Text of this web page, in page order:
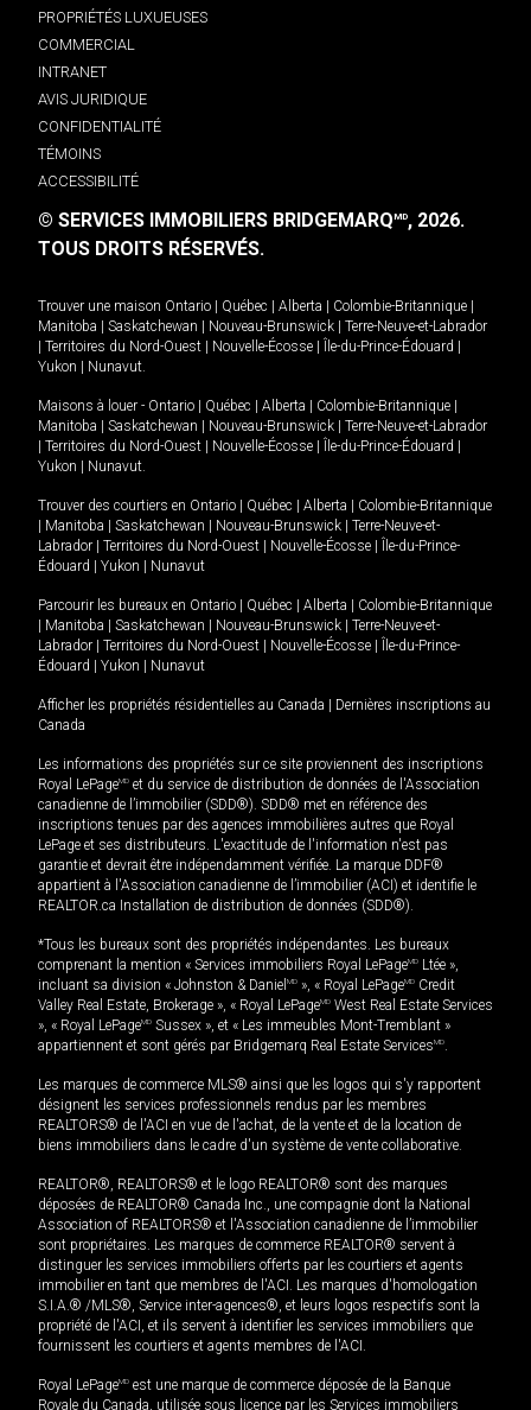
PROPRIÉTÉS LUXUEUSES
COMMERCIAL
INTRANET
AVIS JURIDIQUE
CONFIDENTIALITÉ
TÉMOINS
ACCESSIBILITÉ
© SERVICES IMMOBILIERS BRIDGEMARQMD, 2026.
TOUS DROITS RÉSERVÉS.
Trouver une maison Ontario Québec Alberta Colombie-Britannique
Manitoba
Saskatchewan Nouveau-Brunswick
Terre-Neuve-et-Labrador
Territoires du Nord-Ouest Nouvelle-Écosse Île-du-Prince-Édouard
Yukon
Nunavut.
Maisons à louer - Ontario Québec Alberta Colombie-Britannique
Manitoba
Saskatchewan Nouveau-Brunswick
Terre-Neuve-et-Labrador
Territoires du Nord-Ouest Nouvelle-Écosse Île-du-Prince-Édouard
Yukon
Nunavut.
Trouver des courtiers en Ontario Québec Alberta
Colombie-Britannique
Manitoba Saskatchewan Nouveau-Brunswick
Terre-Neuve-et-
Labrador
Territoires du Nord-Ouest Nouvelle-Écosse
Île-du-Prince-
Édouard
Yukon Nunavut
Parcourir les bureaux en Ontario Québec Alberta
Colombie-Britannique
Manitoba Saskatchewan Nouveau-Brunswick
Terre-Neuve-et-
Labrador
Territoires du Nord-Ouest Nouvelle-Écosse
Île-du-Prince-
Édouard
Yukon Nunavut
Afficher les propriétés résidentielles au Canada
Dernières inscriptions au
Canada
Les informations des propriétés sur ce site proviennent des inscriptions
Royal LePageMD et du service de distribution de données de l'Association
canadienne de l’immobilier (SDD®). SDD® met en référence des
inscriptions tenues par des agences immobilières autres que Royal
LePage et ses distributeurs. L'exactitude de l'information n'est pas
garantie et devrait être indépendamment vérifiée. La marque DDF®
appartient à l'Association canadienne de l’immobilier (ACI) et identifie le
REALTOR.ca Installation de distribution de données (SDD®).
*Tous les bureaux sont des propriétés indépendantes. Les bureaux
comprenant la mention « Services immobiliers Royal LePageMD Ltée »,
incluant sa division « Johnston & Daniel MD », « Royal LePageMD Credit
Valley Real Estate, Brokerage », « Royal LePageMD West Real Estate Services
», « Royal LePageMD Sussex », et « Les immeubles Mont-Tremblant »
appartiennent et sont gérés par Bridgemarq Real Estate ServicesMD.
Les marques de commerce MLS® ainsi que les logos qui s'y rapportent
désignent les services professionnels rendus par les membres
REALTORS® de l'ACI en vue de l'achat, de la vente et de la location de
biens immobiliers dans le cadre d'un système de vente collaborative.
REALTOR®, REALTORS® et le logo REALTOR® sont des marques
déposées de REALTOR® Canada Inc., une compagnie dont la National
Association of REALTORS® et l'Association canadienne de l’immobilier
sont propriétaires. Les marques de commerce REALTOR® servent à
distinguer les services immobiliers offerts par les courtiers et agents
immobilier en tant que membres de l'ACI. Les marques d'homologation
S.I.A.® /MLS®, Service inter-agences®, et leurs logos respectifs sont la
propriété de l'ACI, et ils servent à identifier les services immobiliers que
fournissent les courtiers et agents membres de l'ACI.
Royal LePageMD est une marque de commerce déposée de la Banque
Royale du Canada, utilisée sous licence par les Services immobiliers